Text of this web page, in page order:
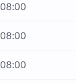
08:00
08:00
08:00